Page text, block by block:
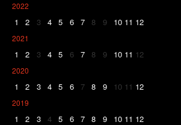
2022
1 2 3 4 5 6 7 8 9 10 11 12
2021
1 2 3 4 5 6 7 8 9 10 11 12
2020
1 2 3 4 5 6 7 8 9 10 11 12
2019
1 2 3 4 5 6 7 8 9 10 11 12